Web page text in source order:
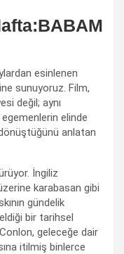
esinlenen
sunuyoruz. Film,
değil; aynı
egemenlerin elinde
dönüştüğünü anlatan
İngiliz
karabasan gibi
gündelik
bir tarihsel
geleceğe dair
itilmiş binlerce